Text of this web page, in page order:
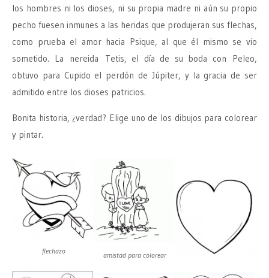
los hombres ni los dioses, ni su propia madre ni aún su propio
pecho fuesen inmunes a las heridas que produjeran sus flechas,
como prueba el amor hacia Psique, al que él mismo se vio
sometido. La nereida Tetis, el día de su boda con Peleo,
obtuvo para Cupido el perdón de Júpiter, y la gracia de ser
admitido entre los dioses patricios.
Bonita historia, ¿verdad? Elige uno de los dibujos para colorear
y pintar.
flechazo amistad para colorear